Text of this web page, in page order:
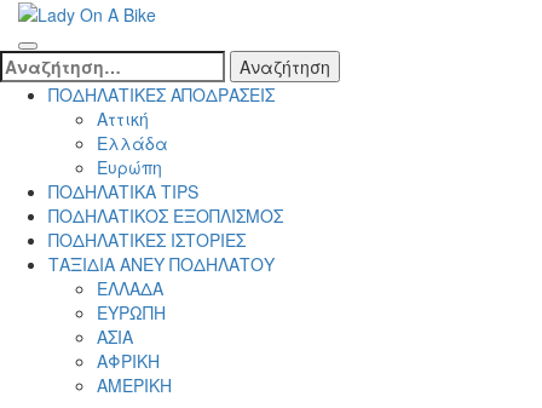
Skip
content
(Press
Lady On A Bike
Αναζήτηση
για: ΠΟΔΗΛΑΤΙΚΕΣ ΑΠΟΔΡΑΣΕΙΣ
Αττική
Ελλάδα
Ευρώπη
ΠΟΔΗΛΑΤΙΚΑ TIPS
ΠΟΔΗΛΑΤΙΚΟΣ ΕΞΟΠΛΙΣΜΟΣ
ΠΟΔΗΛΑΤΙΚΕΣ ΙΣΤΟΡΙΕΣ
ΤΑΞΙΔΙΑ ΑΝΕΥ ΠΟΔΗΛΑΤΟΥ
ΕΛΛΑΔΑ
ΕΥΡΩΠΗ
ΑΣΙΑ
ΑΦΡΙΚΗ
ΑΜΕΡΙΚΗ